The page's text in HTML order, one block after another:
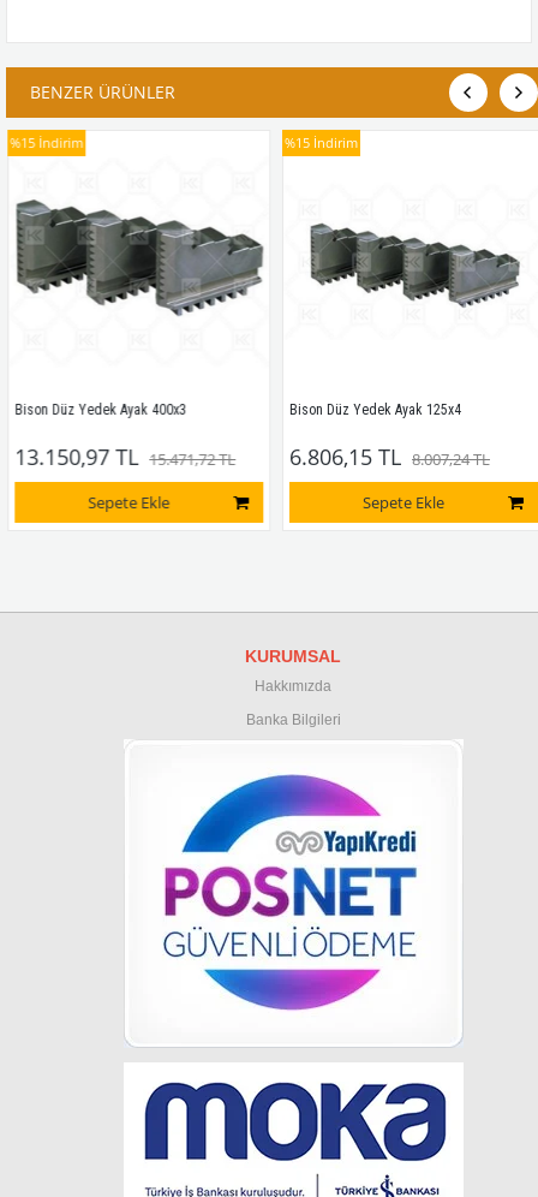
BENZER ÜRÜNLER
Bison Düz Yedek Ayak 400x3
13.150,97 TL
15.471,72 TL
Sepete Ekle
%15 İndirim
Bison Düz Yedek Ayak 125x4
6.806,15 TL
8.007,24 TL
Sepete Ekle
%15 İndirim
KURUMSAL
Hakkımızda
Banka Bilgileri